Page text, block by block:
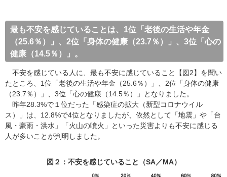
最も不安を感じていることは、1位「老後の生活や年金
（25.6％）」、2位「身体の健康（23.7％）」、3位「心の
健康（14.5％）」。
不安を感じている人に、最も不安に感じていること【図2】を聞い
たところ、1位「老後の生活や年金（25.6％）」、2位「身体の健康
（23.7％）」、3位「心の健康（14.5％）」となりました。
昨年28.3%で１位だった「感染症の拡大（新型コロナウイル
ス）」は、12.8%で4位となりましたが、依然として「地震」や「台
風・豪雨・洪水」「火山の噴火」といった災害よりも不安に感じる
人が多いことが判明しました。
図２：不安を感じていること（SA／MA）